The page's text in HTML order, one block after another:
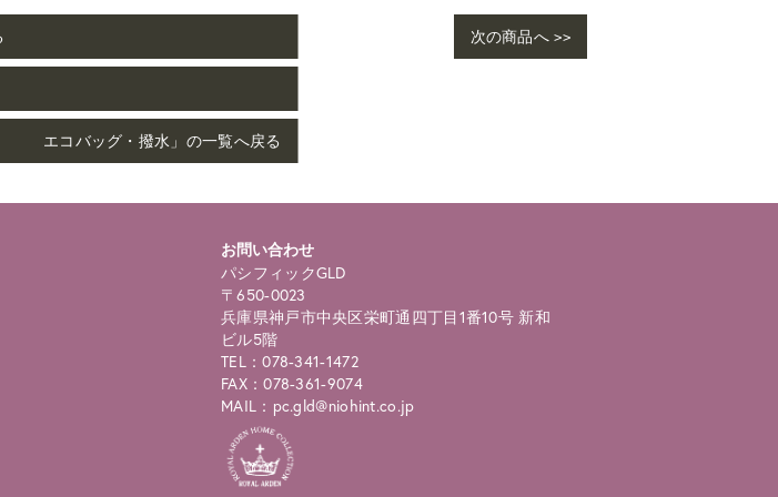
次の商品へ >>
バッグ・撥水」の一覧へ戻る
お問い合わせ
パシフィックGLD
〒650-0023
兵庫県神戸市中央区栄町通四丁目1番10号 新和
ビル5階
TEL：078-341-1472
FAX：078-361-9074
MAIL：pc.gld@niohint.co.jp